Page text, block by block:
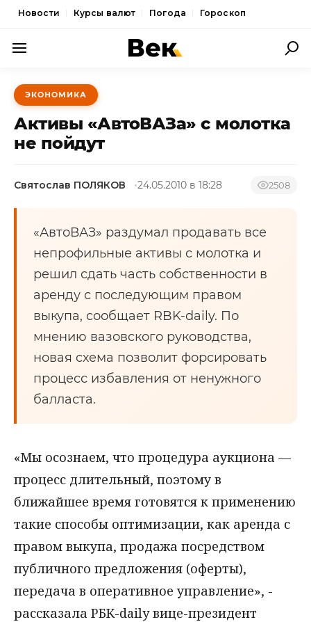
Новости Курсы валют Погода Гороскоп
ПОЛИТИКА
ЭКОНОМИКА
ОБЩЕСТВО
КУЛЬТУРА
ЭКОНОМИКА
Активы «АвтоВАЗа» с молотка
не пойдут
Святослав ПОЛЯКОВ 24.05.2010 в 18:28 2508
«АвтоВАЗ» раздумал продавать все
непрофильные активы с молотка и
решил сдать часть собственности в
аренду с последующим правом
выкупа, сообщает RBK-daily. По
мнению вазовского руководства,
новая схема позволит форсировать
процесс избавления от ненужного
балласта.
«Мы осознаем, что процедура аукциона —
процесс длительный, поэтому в
ближайшее время готовятся к применению
такие способы оптимизации, как аренда с
правом выкупа, продажа посредством
публичного предложения (оферты),
передача в оперативное управление», -
рассказала РБК-daily вице-президент